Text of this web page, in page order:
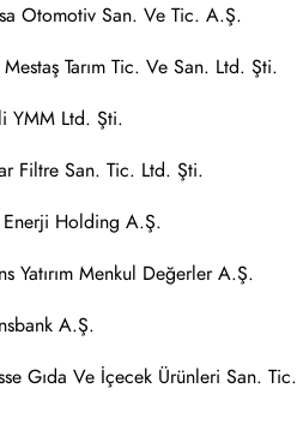
Otomotiv San. Ve Tic. A.Ş.
Tarım Tic. Ve San. Ltd. Şti.
YMM Ltd. Şti.
Filtre San. Tic. Ltd. Şti.
Enerji Holding A.Ş.
Yatırım Menkul Değerler A.Ş.
A.Ş.
Gıda Ve İçecek Ürünleri San. Tic.